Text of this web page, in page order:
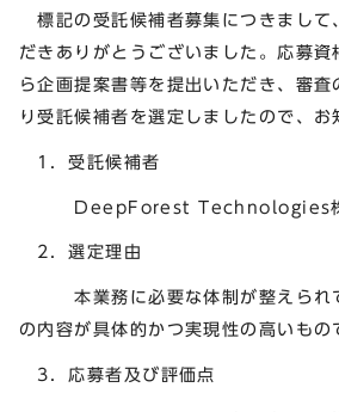
標記の受託候補者募集につきまして
だきありがとうございました。応募資
ら企画提案書等を提出いただき、審査
り受託候補者を選定しましたので、お
1．受託候補者
DeepForest Technologies株
2．選定理由
本業務に必要な体制が整えられ
の内容が具体的かつ実現性の高いもの
3．応募者及び評価点